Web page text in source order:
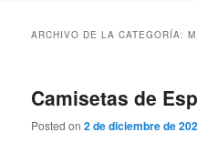
ARCHIVO DE LA CATEGORÍA:
Camisetas de
Posted on2 de diciembre de